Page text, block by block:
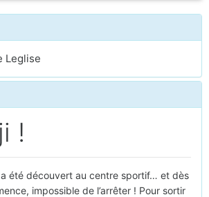
Leglise
!
été découvert au centre sportif… et dès
impossible de l’arrêter ! Pour sortir